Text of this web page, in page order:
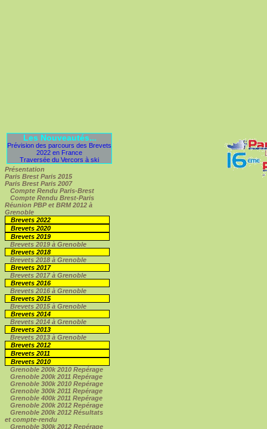
Les Nouveautés...
Prévision des parcours des Brevets
2022 en France
Traversée du Vercors à ski
Présentation
Paris Brest Paris 2015
Paris Brest Paris 2007
Compte Rendu Paris-Brest
Compte Rendu Brest-Paris
Réunion PBP et BRM 2012 à
Grenoble
Brevets 2022
Brevets 2020
Brevets 2019
Brevets 2019 à Grenoble
Brevets 2018
Brevets 2018 à Grenoble
Brevets 2017
Brevets 2017 à Grenoble
Brevets 2016
Brevets 2016 à Grenoble
Brevets 2015
Brevets 2015 à Grenoble
Brevets 2014
Brevets 2014 à Grenoble
Brevets 2013
Brevets 2013 à Grenoble
Brevets 2012
Brevets 2011
Brevets 2010
Grenoble 200k 2010 Repérage
Grenoble 200k 2011 Repérage
Grenoble 300k 2010 Repérage
Grenoble 300k 2011 Repérage
Grenoble 400k 2011 Repérage
Grenoble 200k 2012 Repérage
Grenoble 200k 2012 Résultats
et compte-rendu
Grenoble 300k 2012 Repérage